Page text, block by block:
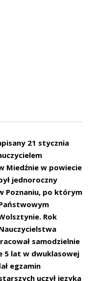
21 stycznia
Miedźnie w powiecie
jednoroczny
Poznaniu, po którym
Rok
samodzielnie
5 lat w dwuklasowej
egzamin
uczył języka